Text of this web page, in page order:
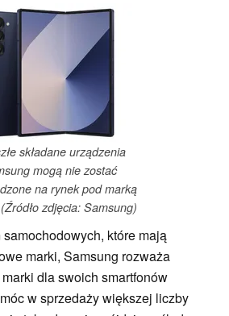
składane urządzenia
mogą nie zostać
na rynek pod marką
zdjęcia: Samsung)
samochodowych, które mają
marki, Samsung rozważa
dla swoich smartfonów
w sprzedaży większej liczby